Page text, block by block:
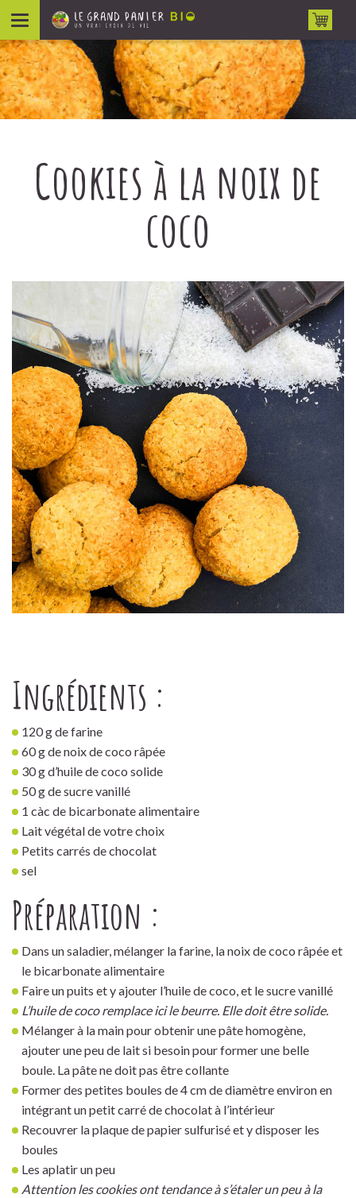
Aller au contenu
Cookies à la noix de
coco
Ingrédients :
120 g de farine
60 g de noix de coco râpée
30 g d’huile de coco solide
50 g de sucre vanillé
1 càc de bicarbonate alimentaire
Lait végétal de votre choix
Petits carrés de chocolat
sel
Préparation :
Dans un saladier, mélanger la farine, la noix de coco râpée et
le bicarbonate alimentaire
Faire un puits et y ajouter l’huile de coco, et le sucre vanillé
L’huile de coco remplace ici le beurre. Elle doit être solide.
Mélanger à la main pour obtenir une pâte homogène,
ajouter une peu de lait si besoin pour former une belle
boule. La pâte ne doit pas être collante
Former des petites boules de 4 cm de diamètre environ en
intégrant un petit carré de chocolat à l’intérieur
Recouvrer la plaque de papier sulfurisé et y disposer les
boules
Les aplatir un peu
Attention les cookies ont tendance à s’étaler un peu à la